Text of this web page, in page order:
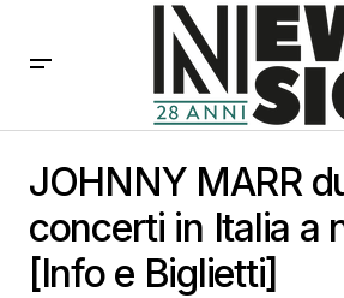
e Biglietti]
JOHNNY MARR
concerti in Italia a
[Info e Biglietti]